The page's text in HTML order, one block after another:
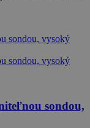
sondou,